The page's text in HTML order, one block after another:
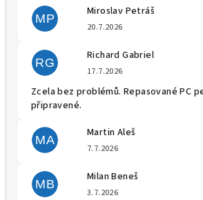
MP
Miroslav Petráš
20.7.2026
RG
Richard Gabriel
17.7.2026
Zcela bez problémů. Repasované PC
připravené.
MA
Martin Aleš
7.7.2026
MB
Milan Beneš
3.7.2026